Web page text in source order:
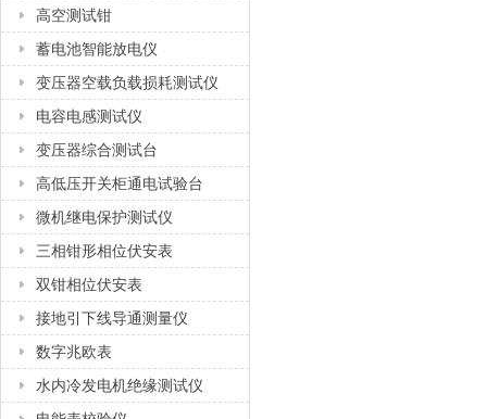
高空测试钳
蓄电池智能放电仪
变压器空载负载损耗测试仪
电容电感测试仪
变压器综合测试台
高低压开关柜通电试验台
微机继电保护测试仪
三相钳形相位伏安表
双钳相位伏安表
接地引下线导通测量仪
数字兆欧表
水内冷发电机绝缘测试仪